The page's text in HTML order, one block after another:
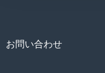
お問い合わせ